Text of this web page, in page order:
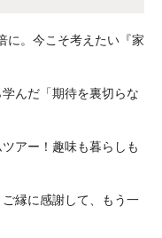
に。今こそ考えたい『家
んだ「期待を裏切らな
アー！趣味も暮らしも
縁に感謝して、もう一